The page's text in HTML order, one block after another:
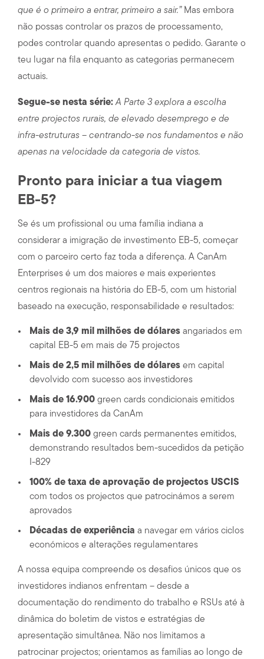
que é o primeiro a entrar, primeiro a sair.”Mas embora
não possas controlar os prazos de processamento,
podes controlar quando apresentas o pedido. Garante o
teu lugar na fila enquanto as categorias permanecem
actuais.
Segue-se nesta série:A Parte 3 explora a escolha
entre projectos rurais, de elevado desemprego e de
infra-estruturas – centrando-se nos fundamentos e não
apenas na velocidade da categoria de vistos.
Pronto para iniciar a tua viagem
EB-5?
Se és um profissional ou uma família indiana a
considerar a imigração de investimento EB-5, começar
com o parceiro certo faz toda a diferença. A CanAm
Enterprises é um dos maiores e mais experientes
centros regionais na história do EB-5, com um historial
baseado na execução, responsabilidade e resultados:
Mais de 3,9 mil milhões de dólares angariados em
capital EB-5 em mais de 75 projectos
Mais de 2,5 mil milhões de dólares em capital
devolvido com sucesso aos investidores
Mais de 16.900 green cards condicionais emitidos
para investidores da CanAm
Mais de 9.300 green cards permanentes emitidos,
demonstrando resultados bem-sucedidos da petição
I-829
100% de taxa de aprovação de projectos USCIS
com todos os projectos que patrocinámos a serem
aprovados
Décadas de experiência a navegar em vários ciclos
económicos e alterações regulamentares
A nossa equipa compreende os desafios únicos que os
investidores indianos enfrentam – desde a
documentação do rendimento do trabalho e RSUs até à
dinâmica do boletim de vistos e estratégias de
apresentação simultânea. Não nos limitamos a
patrocinar projectos; orientamos as famílias ao longo de